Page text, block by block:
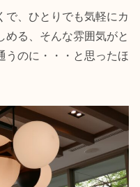
で、ひとりでも気軽にカ
める、そんな雰囲気がと
うのに・・・と思ったほ